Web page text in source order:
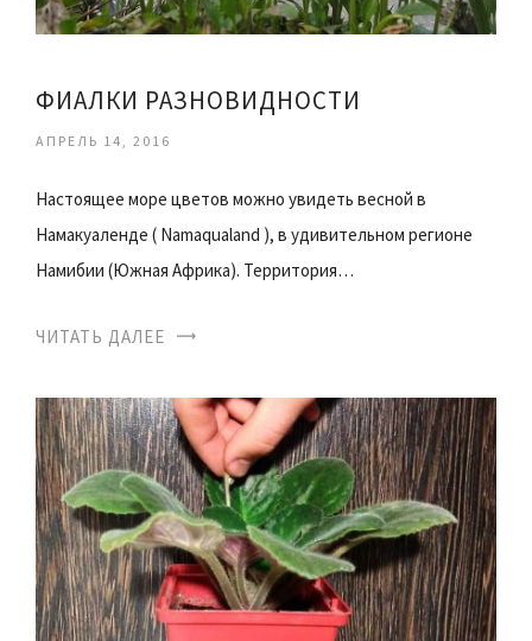
ФИАЛКИ РАЗНОВИДНОСТИ
АПРЕЛЬ 14, 2016
Настоящее море цветов можно увидеть весной в
Намакуаленде ( Namaqualand ), в удивительном регионе
Намибии (Южная Африка). Территория…
ЧИТАТЬ ДАЛЕЕ